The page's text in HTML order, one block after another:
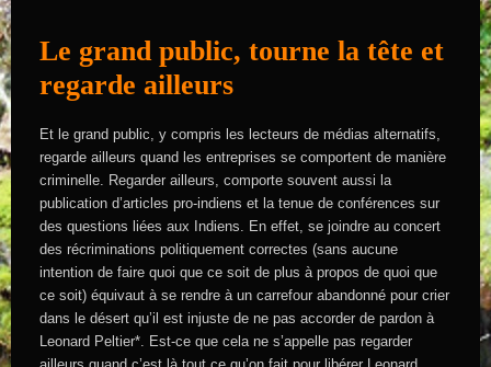
Le grand public, tourne la tête et
regarde ailleurs
Et le grand public, y compris les lecteurs de médias alternatifs,
regarde ailleurs quand les entreprises se comportent de manière
criminelle. Regarder ailleurs, comporte souvent aussi la
publication d’articles pro-indiens et la tenue de conférences sur
des questions liées aux Indiens. En effet, se joindre au concert
des récriminations politiquement correctes (sans aucune
intention de faire quoi que ce soit de plus à propos de quoi que
ce soit) équivaut à se rendre à un carrefour abandonné pour crier
dans le désert qu’il est injuste de ne pas accorder de pardon à
Leonard Peltier*. Est-ce que cela ne s’appelle pas regarder